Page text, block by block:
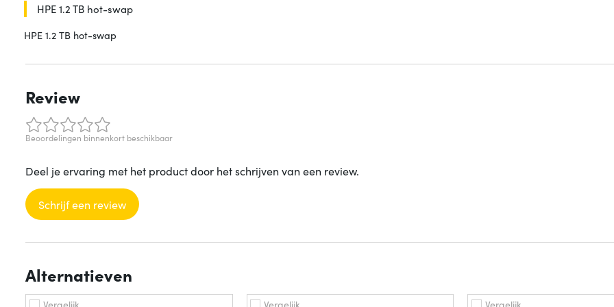
HPE 1.2 TB hot-swap
HPE 1.2 TB hot-swap
Review
Beoordelingen binnenkort beschikbaar
Deel je ervaring met het product door het schrijven van een review.
Schrijf een review
Alternatieven
Vergelijk Vergelijk Vergelijk